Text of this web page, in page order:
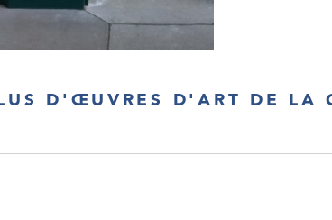
D'ŒUVRES D'ART DE LA